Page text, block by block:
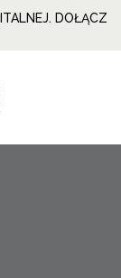
DOŁĄCZ